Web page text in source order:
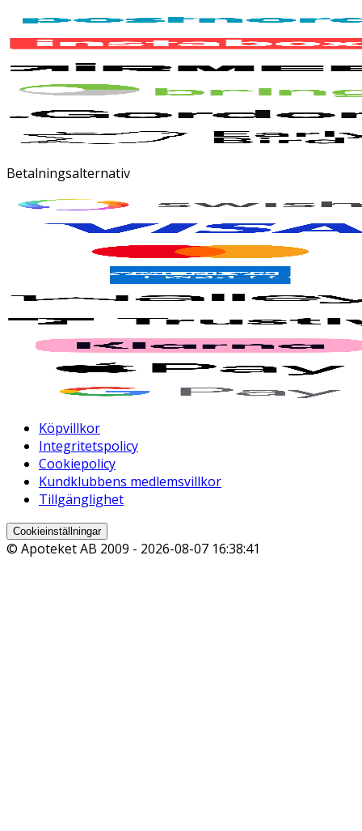
Betalningsalternativ
Köpvillkor
Integritetspolicy
Cookiepolicy
Kundklubbens medlemsvillkor
Tillgänglighet
Cookieinställningar
© Apoteket AB 2009 - 2026-08-07 16:38:41